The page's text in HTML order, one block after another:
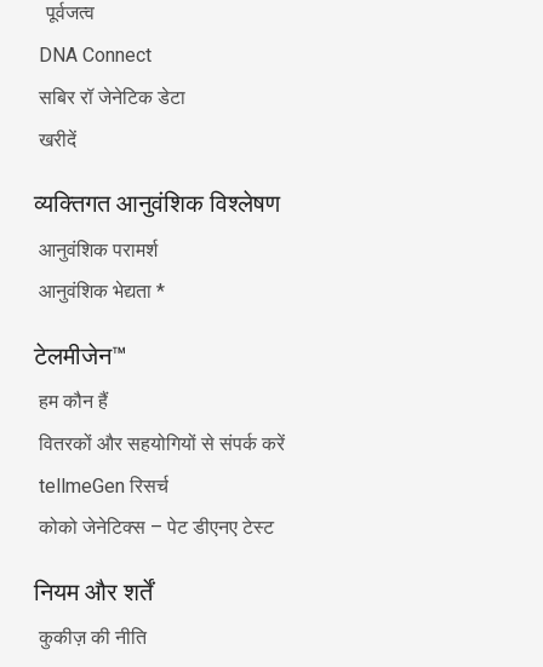
पूर्वजत्व
DNA Connect
सबिर रॉ जेनेटिक डेटा
खरीदें
व्यक्तिगत आनुवंशिक विश्लेषण
आनुवंशिक परामर्श
आनुवंशिक भेद्यता *
टेलमीजेन™
हम कौन हैं
वितरकों और सहयोगियों से संपर्क करें
tellmeGen रिसर्च
कोको जेनेटिक्स – पेट डीएनए टेस्ट
नियम और शर्तें
कुकीज़ की नीति